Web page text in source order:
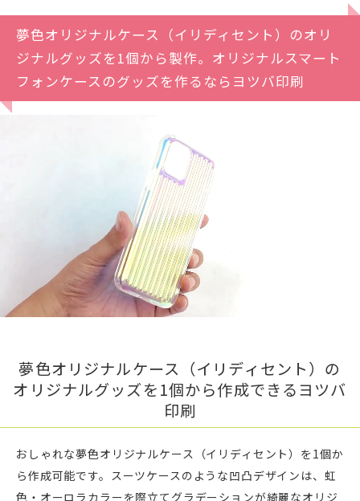
夢色オリジナルケース（イリディセント）のオリ
ジナルグッズを1個から製作。オリジナルスマート
フォンケースのグッズを作るならヨツバ印刷
夢色オリジナルケース（イリディセント）の
オリジナルグッズを1個から作成できるヨツバ
印刷
おしゃれな夢色オリジナルケース（イリディセント）を1個か
ら作成可能です。スーツケースのような凹凸デザインは、虹
色・オーロラカラーを際立てグラデーションが綺麗なオリジ